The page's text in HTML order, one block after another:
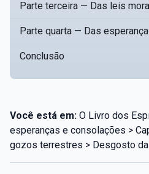
Parte terceira — Das leis
Parte quarta — Das
Conclusão
Você está em: O Livro dos
esperanças e consolações >
gozos terrestres > Desgosto da